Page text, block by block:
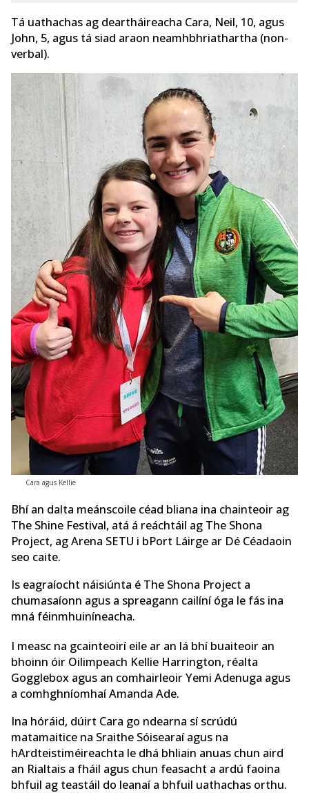
Tá uathachas ag deartháireacha Cara, Neil, 10, agus
John, 5, agus tá siad araon neamhbhriathartha (non-
verbal).
Cara agus Kellie
Bhí an dalta meánscoile céad bliana ina chainteoir ag
The Shine Festival, atá á reáchtáil ag The Shona
Project, ag Arena SETU i bPort Láirge ar Dé Céadaoin
seo caite.
Is eagraíocht náisiúnta é The Shona Project a
chumasaíonn agus a spreagann cailíní óga le fás ina
mná féinmhuiníneacha.
I measc na gcainteoirí eile ar an lá bhí buaiteoir an
bhoinn óir Oilimpeach Kellie Harrington, réalta
Gogglebox agus an comhairleoir Yemi Adenuga agus
a comhghníomhaí Amanda Ade.
Ina hóráid, dúirt Cara go ndearna sí scrúdú
matamaitice na Sraithe Sóisearaí agus na
hArdteistiméireachta le dhá bhliain anuas chun aird
an Rialtais a fháil agus chun feasacht a ardú faoina
bhfuil ag teastáil do leanaí a bhfuil uathachas orthu.